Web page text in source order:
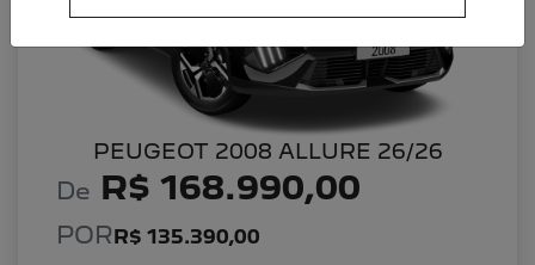
PEUGEOT 2008 ALLURE 26/26
De R$ 168.990,00
POR R$ 135.390,00